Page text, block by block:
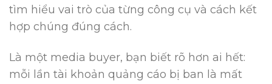
tìm hiểu vai trò của từng công cụ và cách kết
hợp chúng đúng cách.
Là một media buyer, bạn biết rõ hơn ai hết:
mỗi lần tài khoản quảng cáo bị ban là mất